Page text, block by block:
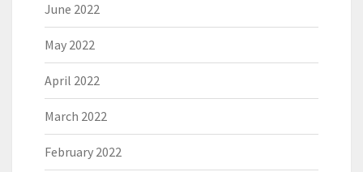
June 2022
May 2022
April 2022
March 2022
February 2022